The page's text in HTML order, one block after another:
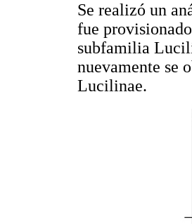
Se realizó un
fue
subfamilia
nuevamente se
Lucilinae.